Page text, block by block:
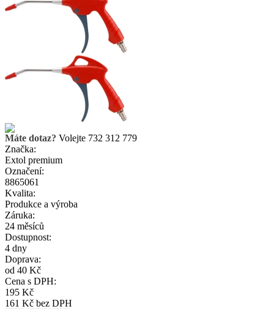
Máte dotaz? Volejte 732 312 779
Značka:
Extol premium
Označení:
8865061
Kvalita:
Produkce a výroba
Záruka:
24 měsíců
Dostupnost:
4 dny
Doprava:
od 40 Kč
Cena s DPH:
195 Kč
161 Kč bez DPH